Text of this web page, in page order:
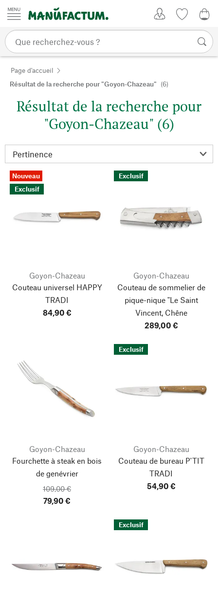
Passer au contenu
Page d'accueil
Résultat de la recherche pour "Goyon-Chazeau" (6)
Résultat de la recherche pour
"Goyon-Chazeau" (6)
Nouveau
Exclusif
Goyon-Chazeau
Couteau universel HAPPY
TRADI
84,90 €
Exclusif
Goyon-Chazeau
Couteau de sommelier de
pique-nique "Le Saint
Vincent, Chêne
289,00 €
Goyon-Chazeau
Fourchette à steak en bois
de genévrier
109,00 €
79,90 €
Exclusif
Goyon-Chazeau
Couteau de bureau P'TIT
TRADI
54,90 €
Exclusif